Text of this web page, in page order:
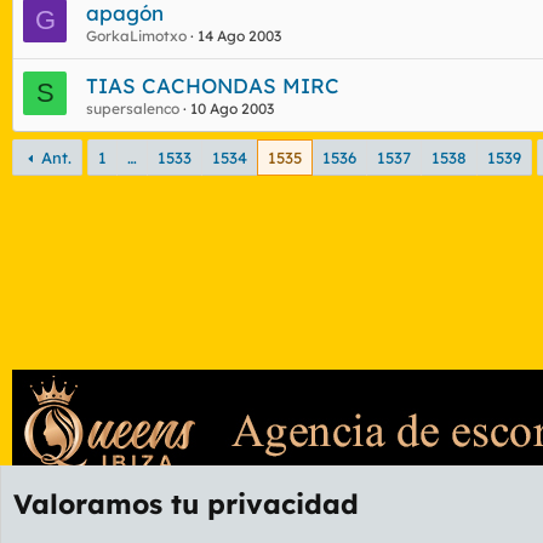
G apagón
GorkaLimotxo 14 Ago 2003
S TIAS CACHONDAS MIRC
supersalenco 10 Ago 2003
Ant. 1 … 1533 1534 1535 1536 1537 1538 1539
Valoramos tu privacidad